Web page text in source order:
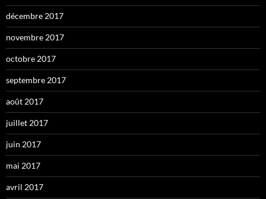
décembre 2017
novembre 2017
octobre 2017
septembre 2017
août 2017
juillet 2017
juin 2017
mai 2017
avril 2017